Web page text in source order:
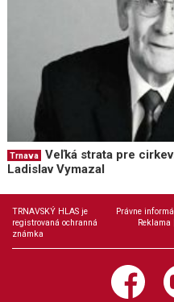
Trnava
Veľká strata pre
Ladislav Vymazal
TRNAVSKÝ HLAS je
registrovaná ochranná
známka
Právne
Reklama